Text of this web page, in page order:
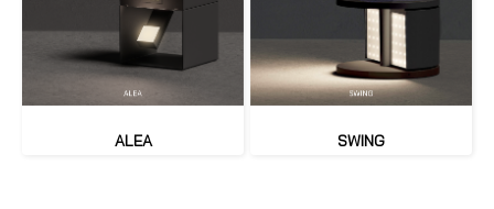
ALEA SWING